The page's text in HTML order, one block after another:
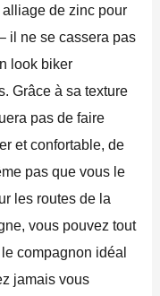
alliage de zinc pour
il ne se cassera pas
look biker
Grâce à sa texture
pas de faire
et confortable, de
pas que vous le
les routes de la
vous pouvez tout
compagnon idéal
jamais vous